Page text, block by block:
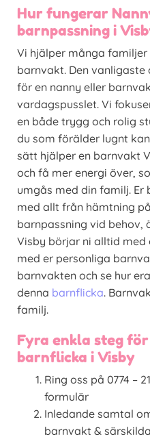
Hur fungerar
barnpassning i
Vi hjälper många
barnvakt. Den
för en nanny eller
vardagspusslet. Vi
en både trygg och rolig
du som förälder lugnt
sätt hjälper en barnvakt
och få mer energi över,
umgås med din familj.
med allt från hämtning
barnpassning vid behov,
Visby börjar ni alltid
med er personliga
barnvakten och se hur
denna barnflicka.
familj.
Fyra enkla steg
barnflicka i Visby
Ring oss på 0774 –
formulär
Inledande samtal
barnvakt &